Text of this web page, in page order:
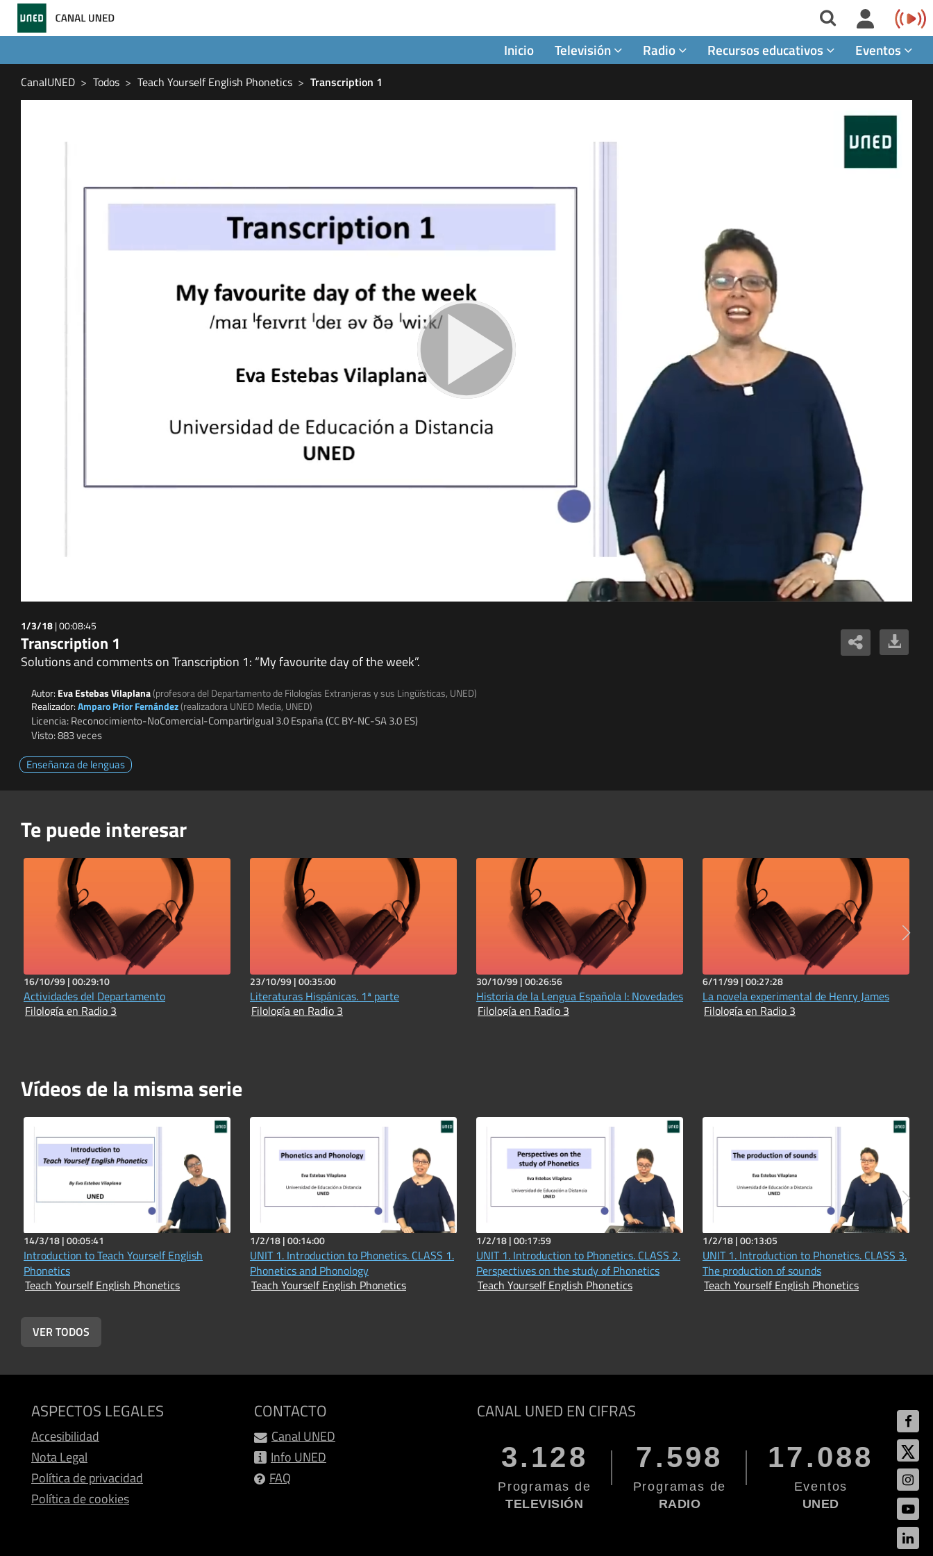
Inicio Televisión Radio Recursos educativos Eventos
CanalUNED Todos Teach Yourself English Phonetics Transcription 1
1/3/18|00:08:45
Transcription 1
Solutions and comments on Transcription 1: “My favourite day of the week”.
Autor: Eva Estebas Vilaplana(profesora del Departamento de Filologías Extranjeras y sus Lingüísticas, UNED)
Realizador:Amparo Prior Fernández(realizadora UNED Media, UNED)
Licencia: Reconocimiento-NoComercial-CompartirIgual 3.0 España (CC BY-NC-SA 3.0 ES)
Visto: 883 veces
Enseñanza de lenguas
Te puede interesar
16/10/99 |00:29:10
Actividades del Departamento
Filología en Radio 3
23/10/99 |00:35:00
Literaturas Hispánicas. 1ª parte
Filología en Radio 3
30/10/99 |00:26:56
Historia de la Lengua Española I: Novedades
Filología en Radio 3
6/11/99 |00:27:28
La novela experimental de Henry James
Filología en Radio 3
Vídeos de la misma serie
14/3/18 |00:05:41
Introduction to Teach Yourself English
Phonetics
Teach Yourself English Phonetics
1/2/18 |00:14:00
UNIT 1. Introduction to Phonetics. CLASS 1.
Phonetics and Phonology
Teach Yourself English Phonetics
1/2/18 |00:17:59
UNIT 1. Introduction to Phonetics. CLASS 2.
Perspectives on the study of Phonetics
Teach Yourself English Phonetics
1/2/18 |00:13:05
UNIT 1. Introduction to Phonetics. CLASS 3.
The production of sounds
Teach Yourself English Phonetics
VER TODOS
ASPECTOS LEGALES
Accesibilidad
Nota Legal
Política de privacidad
Política de cookies
CONTACTO
Canal UNED
Info UNED
FAQ
CANAL UNED EN CIFRAS
3.128
Programas de
TELEVISIÓN
7.598
Programas de
RADIO
17.088
Eventos
UNED